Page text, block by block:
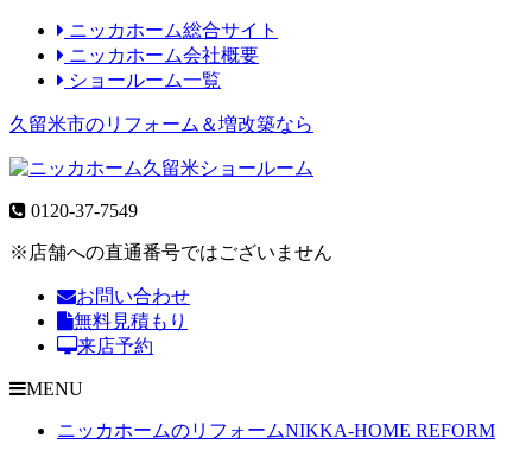
ニッカホーム総合サイト
ニッカホーム会社概要
ショールーム一覧
久留米市のリフォーム＆増改築なら
0120-37-7549
※店舗への直通番号ではございません
お問い合わせ
無料見積もり
来店予約
MENU
ニッカホームのリフォームNIKKA-HOME REFORM